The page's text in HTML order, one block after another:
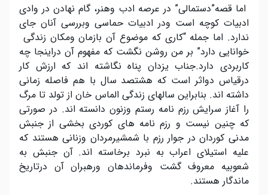
اما قصه”دستمالی” در عرصه ادب وهنر، گام نهادن در وادی
ادبیات کوچه است ودر ادبیات حماسی وبررسی آنان جای
ندارد. اما جمله “کاری که موضوع آن بازمان ومکان زندگی
خوانایی دارد” بر من روشن نگشت که مفهوم آن دراینجا چه
کاربردی دارد.جناب یزدان پناه نگاشته اند که ارزش کار
درقیاس دواثر است که هشتصد سال با هم فاصله زمانی
داشته اند. بنابراین سالهای زندگی الماس خان از تولد تا مرگ
را آغاز سرایش رزم نامه رستم وزنون دانسته اند. در صورتی
که چنین نیست و رزم نامه های کوردی بخشی از جنبش
مدنی کوردان در جوار رزم با شمشیرمردان وزنانی هستند که
علیه استیلای اعراب به نبرد برخاسته اند. آن جنبش به
شعوبیه معروف گشت وفرماندهان ورهبران آن درتاریخ
ماندگار هستند.